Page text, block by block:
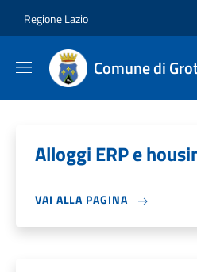
Regione Lazio
Comune di
Alloggi ERP e
VAI ALLA PAGINA